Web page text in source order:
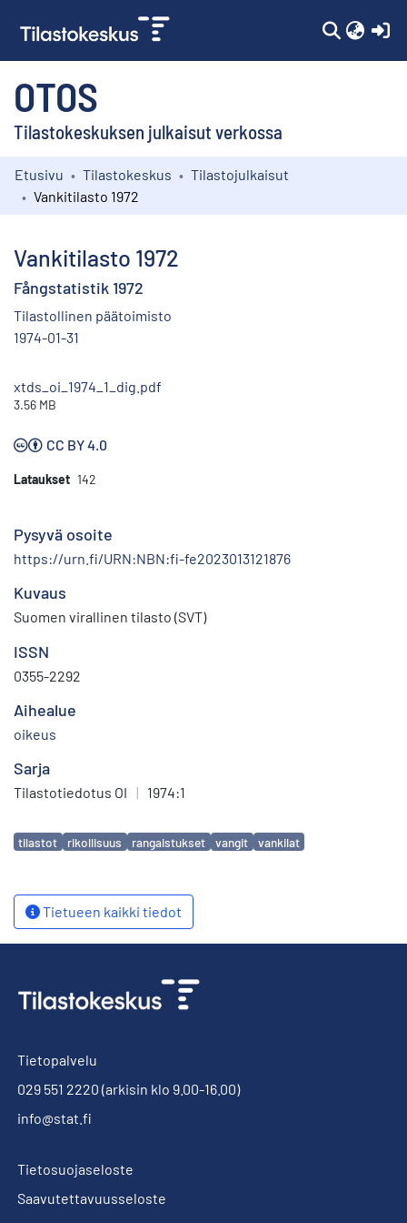
OTOS
Tilastokeskuksen julkaisut verkossa
Kokoelmat
Etusivu Tilastokeskus
Tilastojulkaisut
Vankitilasto 1972
Vankitilasto 1972
Fångstatistik 1972
Tilastollinen päätoimisto
1974-01-31
xtds_oi_1974_1_dig.pdf
3.56 MB
CC BY 4.0
Lataukset 142
Pysyvä osoite
https://urn.fi/URN:NBN:fi-fe2023013121876
Kuvaus
Suomen virallinen tilasto (SVT)
ISSN
0355-2292
Aihealue
oikeus
Sarja
Tilastotiedotus OI | 1974:1
Avainsanat
tilastot rikollisuus rangaistukset vangit vankilat
Tietueen kaikki tiedot
Tietopalvelu
029 551 2220 (arkisin klo 9.00-16.00)
info@stat.fi
Tietosuojaseloste
Saavutettavuusseloste